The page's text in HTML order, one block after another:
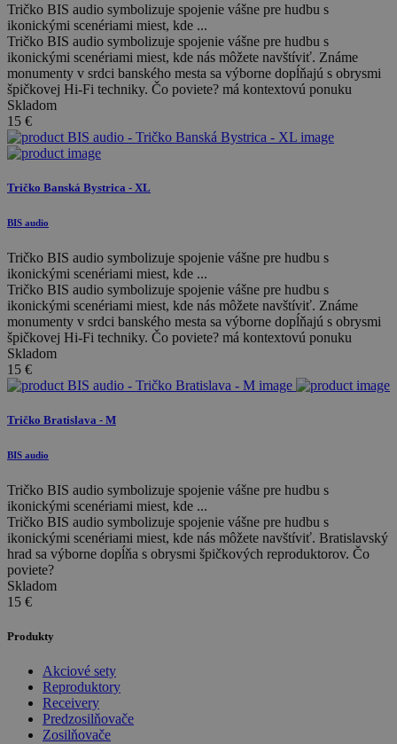
Tričko BIS audio symbolizuje spojenie vášne pre hudbu s
ikonickými scenériami miest, kde ...
Tričko BIS audio symbolizuje spojenie vášne pre hudbu s
ikonickými scenériami miest, kde nás môžete navštíviť. Známe
monumenty v srdci banského mesta sa výborne dopĺňajú s obrysmi
špičkovej Hi-Fi techniky. Čo poviete? má kontextovú ponuku
Skladom
15 €
Tričko Banská Bystrica - XL
BIS audio
Tričko BIS audio symbolizuje spojenie vášne pre hudbu s
ikonickými scenériami miest, kde ...
Tričko BIS audio symbolizuje spojenie vášne pre hudbu s
ikonickými scenériami miest, kde nás môžete navštíviť. Známe
monumenty v srdci banského mesta sa výborne dopĺňajú s obrysmi
špičkovej Hi-Fi techniky. Čo poviete? má kontextovú ponuku
Skladom
15 €
Tričko Bratislava - M
BIS audio
Tričko BIS audio symbolizuje spojenie vášne pre hudbu s
ikonickými scenériami miest, kde ...
Tričko BIS audio symbolizuje spojenie vášne pre hudbu s
ikonickými scenériami miest, kde nás môžete navštíviť. Bratislavský
hrad sa výborne dopĺňa s obrysmi špičkových reproduktorov. Čo
poviete?
Skladom
15 €
Produkty
Akciové sety
Reproduktory
Receivery
Predzosilňovače
Zosilňovače